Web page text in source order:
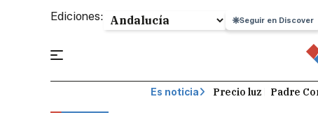
Ediciones: Seguir en Discover
Es noticia Precio luz Padre